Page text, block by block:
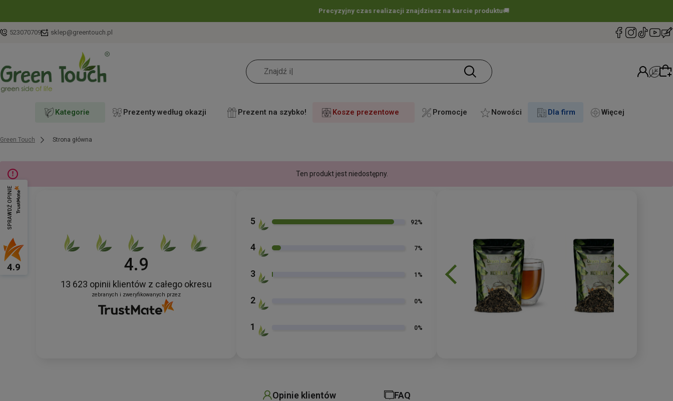
Precyzyjny czas realizacji znajdziesz na karcie produktu🚚
523070709 sklep@greentouch.pl
Kategorie Prezenty według okazji Prezent na szybko! Kosze prezentowe Promocje Nowości Dla firm Więcej
Green Touch Strona główna
Ten produkt jest niedostępny.
4.9
13 623 opinii klientów z całego okresu
zebranych i zweryfikowanych przez
5 92%
4 7%
3 1%
2 0%
1 0%
Opinie klientów FAQ
SPRAWDŹ OPINIE
4.9